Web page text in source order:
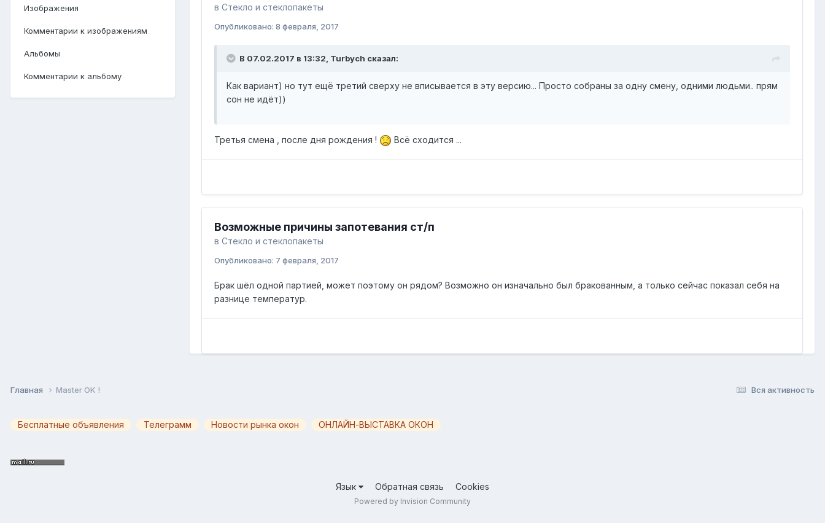
Изображения
Комментарии к изображениям
Альбомы
Комментарии к альбому
в Стекло и стеклопакеты
Опубликовано: 8 февраля, 2017
В 07.02.2017 в 13:32, Turbych сказал:
Как вариант) но тут ещё третий сверху не вписывается в эту версию... Просто собраны за одну смену, одними людьми.. прям
сон не идёт))
Третья смена , после дня рождения ! Всё сходится ...
Возможные причины запотевания ст/п
в Стекло и стеклопакеты
Опубликовано: 7 февраля, 2017
Брак шёл одной партией, может поэтому он рядом? Возможно он изначально был бракованным, а только сейчас показал себя на
разнице температур.
Вся активность
Главная Master OK !
Бесплатные объявления Телеграмм Новости рынка окон ОНЛАЙН-ВЫСТАВКА ОКОН
Язык Обратная связь Cookies
Powered by Invision Community